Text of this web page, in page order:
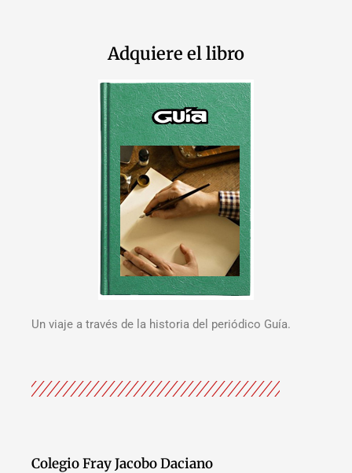
Adquiere el libro
Un viaje a través de la historia del periódico Guía.
Colegio Fray Jacobo Daciano